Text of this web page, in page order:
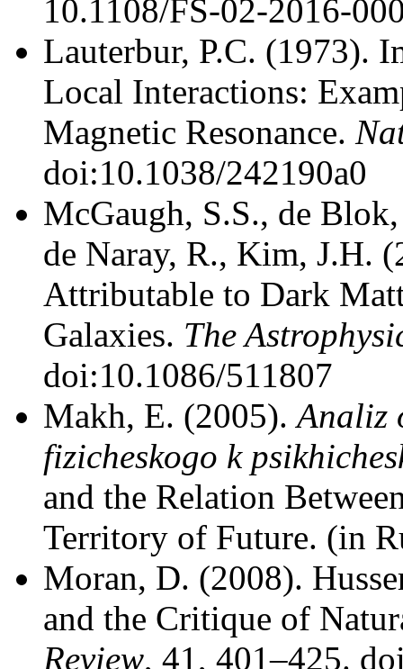
10.1108/FS-02-2016-
Lauterbur, P.C. (1973).
Local Interactions:
Magnetic Resonance.
doi:10.1038/242190a0
McGaugh, S.S., de
de Naray, R., Kim, J.H.
Attributable to Dark
Galaxies. The
doi:10.1086/511807
Makh, E. (2005).Analiz
fizicheskogo k
and the Relation
Territory of Future. (in
Moran, D. (2008).
and the Critique of
Review, 41, 401–425.